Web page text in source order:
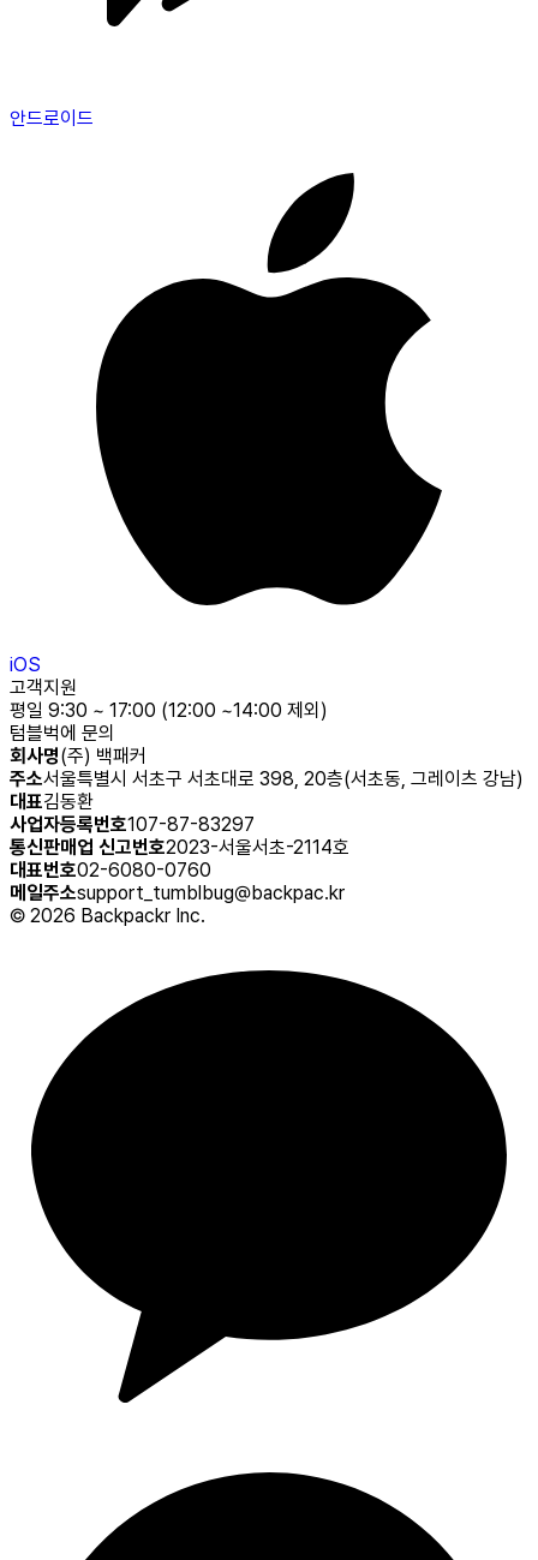
안드로이드
iOS
고객지원
평일 9:30 ~ 17:00 (12:00 ~14:00 제외)
텀블벅에 문의
회사명(주) 백패커
주소서울특별시 서초구 서초대로 398, 20층(서초동, 그레이츠 강남)
대표김동환
사업자등록번호107-87-83297
통신판매업 신고번호2023-서울서초-2114호
대표번호02-6080-0760
메일주소support_tumblbug@backpac.kr
© 2026 Backpackr Inc.